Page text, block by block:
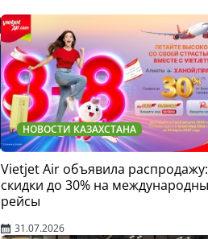
НОВОСТИ КАЗАХСТАНА
Vietjet Air объявила распродажу:
скидки до 30% на
рейсы
31.07.2026